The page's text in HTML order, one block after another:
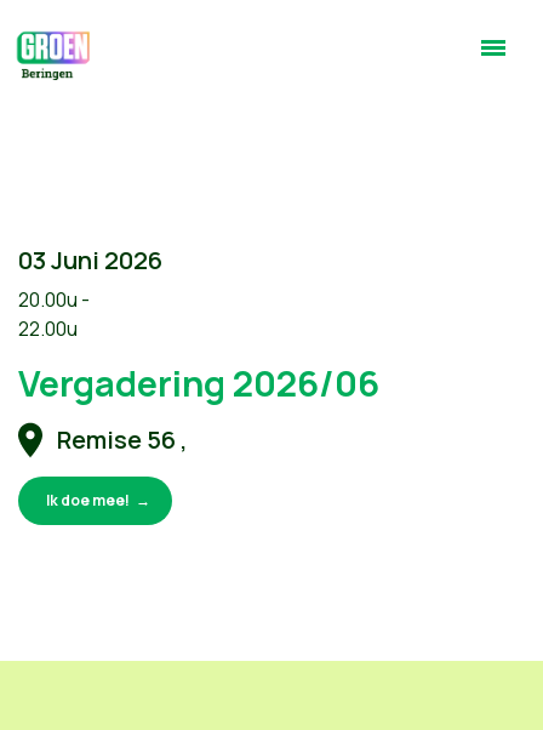
03 Juni 2026
20.00u -
22.00u
Vergadering 2026/06
Remise 56 ,
Ik doe mee!